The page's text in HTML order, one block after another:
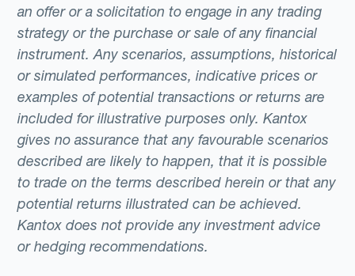
an offer or a solicitation to engage in any trading
strategy or the purchase or sale of any financial
instrument. Any scenarios, assumptions, historical
or simulated performances, indicative prices or
examples of potential transactions or returns are
included for illustrative purposes only. Kantox
gives no assurance that any favourable scenarios
described are likely to happen, that it is possible
to trade on the terms described herein or that any
potential returns illustrated can be achieved.
Kantox does not provide any investment advice
or hedging recommendations.